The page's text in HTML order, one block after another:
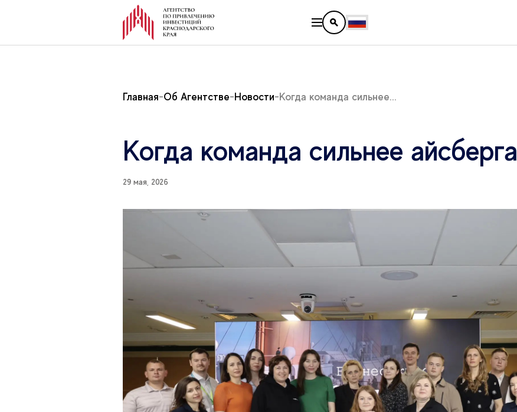
Главная Об Агентстве Новости Когда команда сильнее...
Когда команда сильнее айсберга
29 мая, 2026